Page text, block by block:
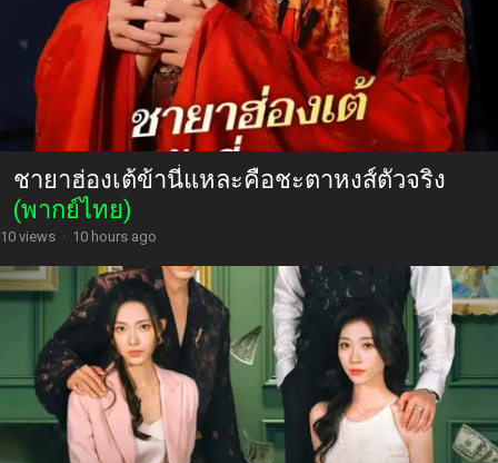
ชายาฮ่องเต้ข้านี่แหละคือชะตาหงส์ตัวจริง
(พากย์ไทย)
10 views · 10 hours ago